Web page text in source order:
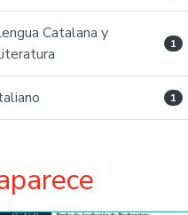
Catalana y
1
1